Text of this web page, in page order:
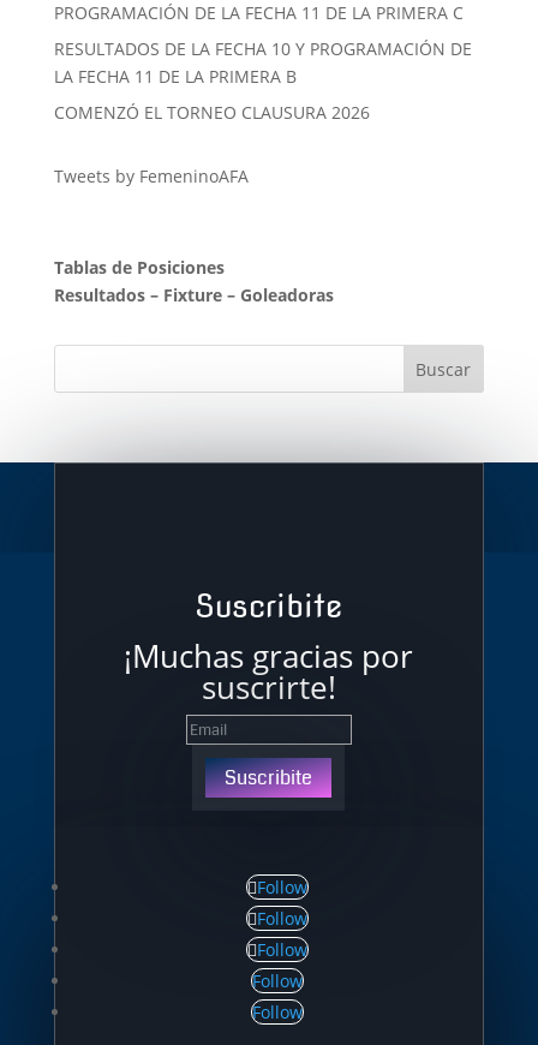
PROGRAMACIÓN DE LA FECHA 11 DE LA PRIMERA C
RESULTADOS DE LA FECHA 10 Y PROGRAMACIÓN DE
LA FECHA 11 DE LA PRIMERA B
COMENZÓ EL TORNEO CLAUSURA 2026
Tweets by FemeninoAFA
Tablas de Posiciones
Resultados– Fixture– Goleadoras
Suscribite
¡Muchas gracias por
suscrirte!
Suscribite
Follow
Follow
Follow
Follow
Follow